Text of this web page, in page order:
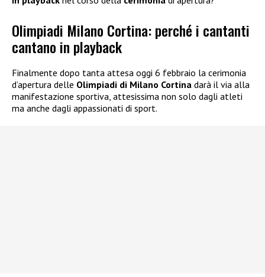
Olimpiadi Milano Cortina: perché i cantanti
cantano in playback
Finalmente dopo tanta attesa oggi 6 febbraio la cerimonia
d’apertura delle Olimpiadi di Milano Cortina darà il via alla
manifestazione sportiva, attesissima non solo dagli atleti
ma anche dagli appassionati di sport.